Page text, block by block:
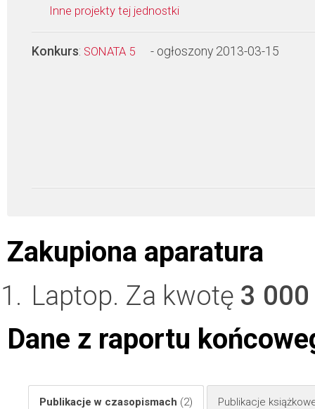
Inne projekty tej jednostki
Konkurs: SONATA 5 - ogłoszony 2013-03-15
Zakupiona aparatura
Laptop. Za kwotę 3 000
Dane z raportu
Publikacje w czasopismach (2) Publikacje